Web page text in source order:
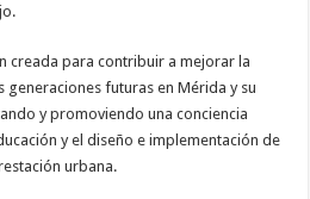
creada para contribuir a mejorar la
generaciones futuras en Mérida y su
y promoviendo una conciencia
y el diseño e implementación de
urbana.